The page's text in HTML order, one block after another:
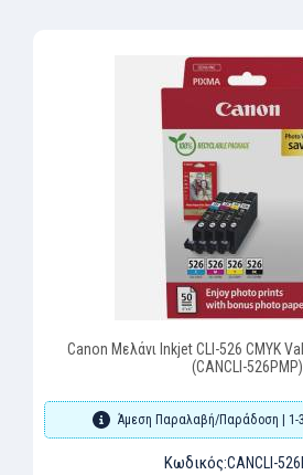
Canon Μελάνι Inkjet CLI-526 CMYK
(CANCLI-526PMP)
Άμεση Παραλαβή/Παράδοση | 1-
Κωδικός:CANCLI-